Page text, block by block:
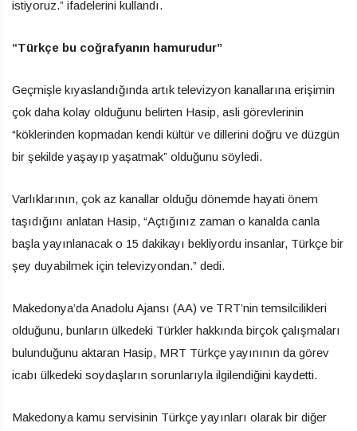
istiyoruz.” ifadelerini kullandı.
“Türkçe bu coğrafyanın hamurudur”
Geçmişle kıyaslandığında artık televizyon kanallarına erişimin
çok daha kolay olduğunu belirten Hasip, asli görevlerinin
“köklerinden kopmadan kendi kültür ve dillerini doğru ve düzgün
bir şekilde yaşayıp yaşatmak” olduğunu söyledi.
Varlıklarının, çok az kanallar olduğu dönemde hayati önem
taşıdığını anlatan Hasip, “Açtığınız zaman o kanalda canla
başla yayınlanacak o 15 dakikayı bekliyordu insanlar, Türkçe bir
şey duyabilmek için televizyondan.” dedi.
Makedonya’da Anadolu Ajansı (AA) ve TRT’nin temsilcilikleri
olduğunu, bunların ülkedeki Türkler hakkında birçok çalışmaları
bulunduğunu aktaran Hasip, MRT Türkçe yayınının da görev
icabı ülkedeki soydaşların sorunlarıyla ilgilendiğini kaydetti.
Makedonya kamu servisinin Türkçe yayınları olarak bir diğer